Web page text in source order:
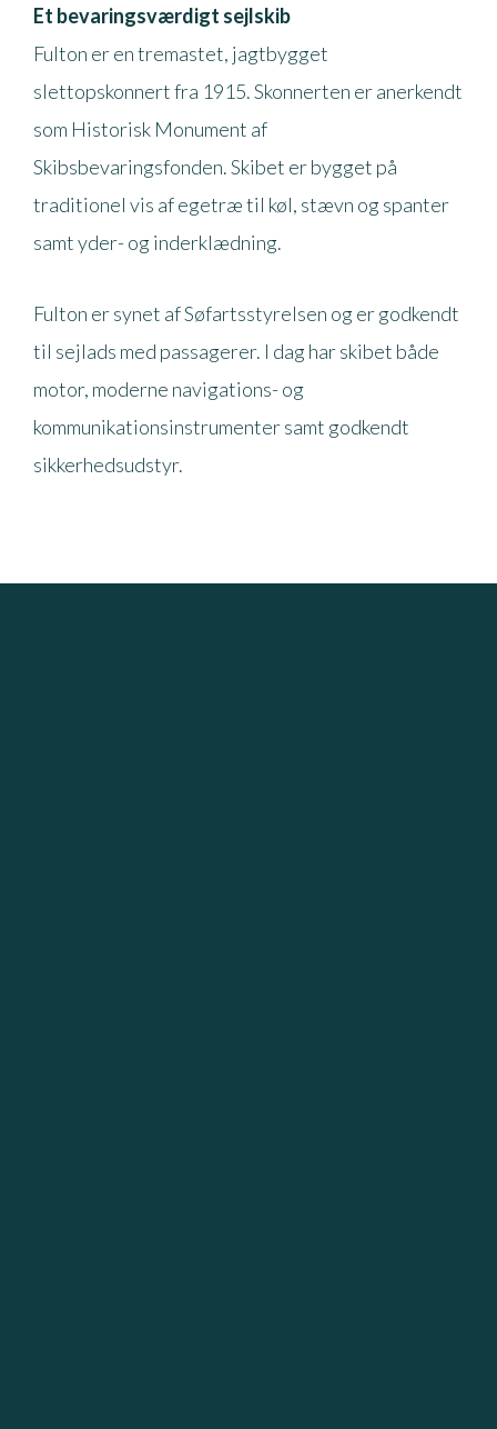
Et bevaringsværdigt sejlskib
Fulton er en tremastet, jagtbygget
slettopskonnert fra 1915. Skonnerten er anerkendt
som Historisk Monument af
Skibsbevaringsfonden. Skibet er bygget på
traditionel vis af egetræ til køl, stævn og spanter
samt yder- og inderklædning.
Fulton er synet af Søfartsstyrelsen og er godkendt
til sejlads med passagerer. I dag har skibet både
motor, moderne navigations- og
kommunikationsinstrumenter samt godkendt
sikkerhedsudstyr.